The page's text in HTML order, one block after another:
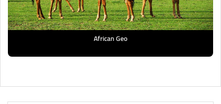
African Geo